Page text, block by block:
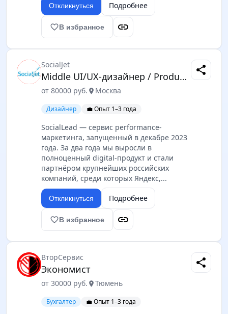
Откликнуться Подробнее
favorite_borderВ избранное link
SocialJet
Middle UI/UX-дизайнер / Product Designer
от 80000 руб. location_on Москва
Дизайнер 💼 Опыт 1–3 года
SocialLead — сервис performance-
маркетинга, запущенный в декабре 2023
года. За два года мы выросли в
полноценный digital-продукт и стали
партнёром крупнейших российских
компаний, среди которых Яндекс,...
Откликнуться Подробнее
favorite_borderВ избранное link
share
ВторСервис
Экономист
от 30000 руб. location_on Тюмень
Бухгалтер 💼 Опыт 1–3 года
share